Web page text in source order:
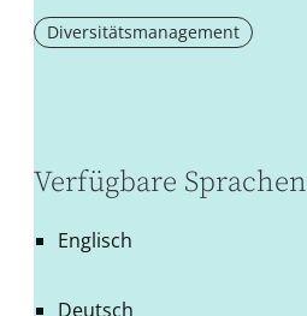
Diversitätsmanagement
Verfügbare Sprachen
Englisch
Deutsch